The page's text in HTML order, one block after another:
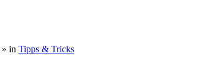
» in Tipps & Tricks